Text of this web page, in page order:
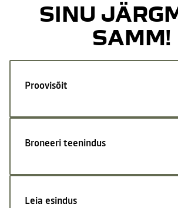
SINU
SAMM!
Proovisõit
Broneeri teenindus
Leia esindus